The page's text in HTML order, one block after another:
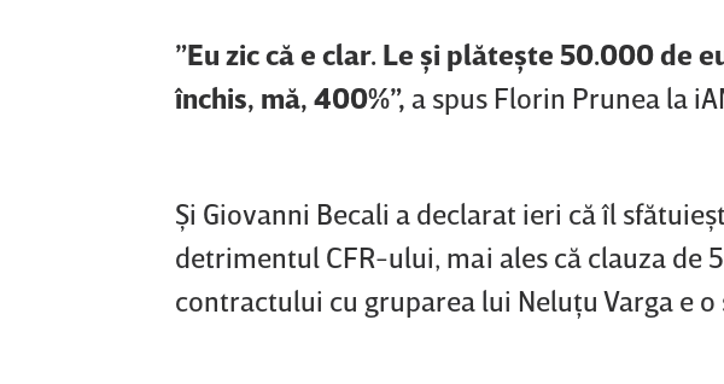
”Eu zic că e clar. Le şi plăteşte 50.000 de
închis, mă, 400%”, a spus Florin Prunea la
Şi Giovanni Becali a declarat ieri că îl
detrimentul CFR-ului, mai ales că clauza de
contractului cu gruparea lui Neluţu Varga e